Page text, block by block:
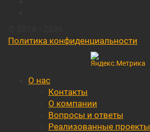
Политика конфиденциальности
О нас
Контакты
О компании
Вопросы и ответы
Реализованные проекты